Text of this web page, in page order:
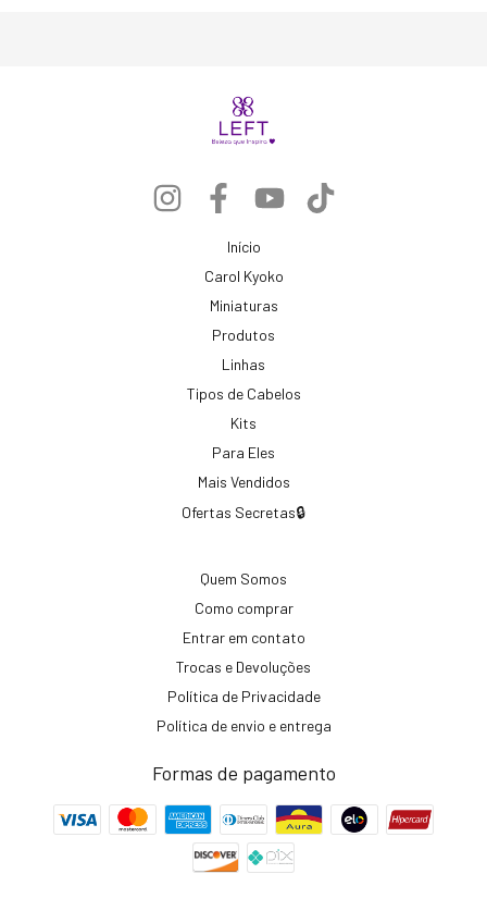
Início
Carol Kyoko
Miniaturas
Produtos
Linhas
Tipos de Cabelos
Kits
Para Eles
Mais Vendidos
Ofertas Secretas🔒
Quem Somos
Como comprar
Entrar em contato
Trocas e Devoluções
Política de Privacidade
Política de envio e entrega
Formas de pagamento